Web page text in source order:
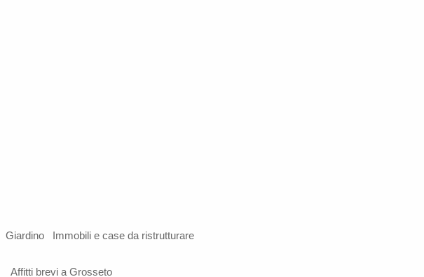
Giardino Immobili e case da ristrutturare
Affitti brevi a Grosseto